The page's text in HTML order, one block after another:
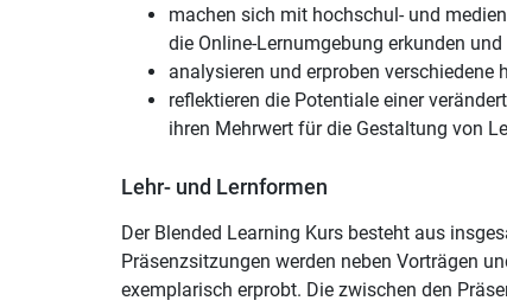
machen sich mit hochschul- und
die Online-Lernumgebung erkunden
analysieren und erproben verschiedene
reflektieren die Potentiale einer
ihren Mehrwert für die Gestaltung von
Lehr- und Lernformen
Der Blended Learning Kurs besteht aus
Präsenzsitzungen werden neben Vorträgen
exemplarisch erprobt. Die zwischen den